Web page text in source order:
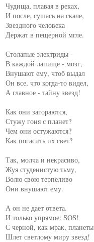
Чудища, плавая в реках,
И после, сушась на скале,
Звездного человека
Держат в пещерной мгле.
Столапые электриды -
В каждой лапище - мозг,
Внушают ему, чтоб выдал
Он все, что когда-то видел,
А главное - тайну звезд!
Как они загораются,
Стужу гоня с планет?
Чем они остужаются?
Как погасить их свет?
Так, молча и некрасиво,
Жуя студенистую тьму,
Волю свою терпеливо
Они внушают ему.
А он не дает ответа.
И только упрямое: SOS!
С черной, как мрак, планеты
Шлет светлому миру звезд!